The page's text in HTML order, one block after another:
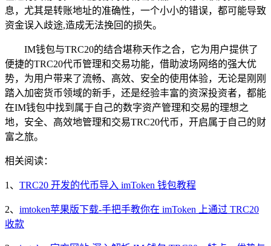
息，尤其是转账地址的准确性，一个小小的错误，都可能导致
资金误入歧途,造成无法挽回的损失。
IM钱包与TRC20的结合堪称天作之合，它为用户提供了
便捷的TRC20代币管理和交易功能，借助波场网络的强大优
势，为用户带来了流畅、高效、安全的使用体验，无论是刚刚
踏入加密货币领域的新手，还是经验丰富的资深投资者，都能
在IM钱包中找到属于自己的数字资产管理和交易的理想之
地，安全、高效地管理和交易TRC20代币，开启属于自己的财
富之旅。
相关阅读：
1、 TRC20 开发的代币导入 imToken 钱包教程
2、 imtoken苹果版下载-手把手教你在 imToken 上通过 TRC20
收款